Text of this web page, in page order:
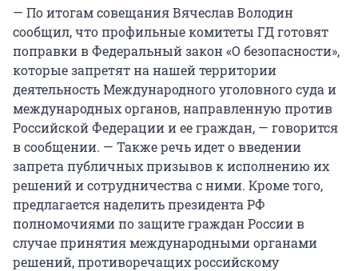
— По итогам совещания Вячеслав Володин
сообщил, что профильные комитеты ГД готовят
поправки в Федеральный закон «О безопасности»,
которые запретят на нашей территории
деятельность Международного уголовного суда и
международных органов, направленную против
Российской Федерации и ее граждан, — говорится
в сообщении. — Также речь идет о введении
запрета публичных призывов к исполнению их
решений и сотрудничества с ними. Кроме того,
предлагается наделить президента РФ
полномочиями по защите граждан России в
случае принятия международными органами
решений, противоречащих российскому